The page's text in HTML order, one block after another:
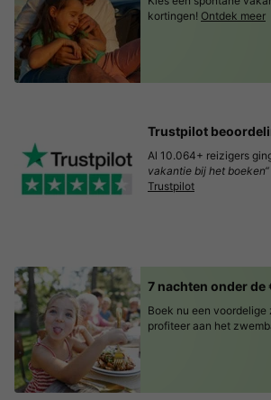
kortingen! Ontdek meer
Trustpilot
Al 10.064+ reizigers
vakantie bij het boeken“
Trustpilot
7 nachten onder
Boek nu een voordelige
profiteer aan het